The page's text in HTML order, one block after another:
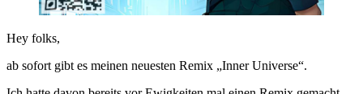
Hey folks,
ab sofort gibt es meinen neuesten Remix „Inner Universe“.